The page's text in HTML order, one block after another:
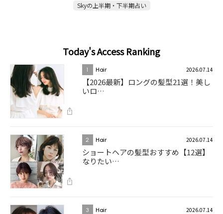
Skyの上半期・下半期占い
Today's Access Ranking
1 Hair 2026.07.14
【2026最新】ロングの髪型21選！美し
いロ…
2 Hair 2026.07.14
ショートヘアの髪型おすすめ【12選】
なりたい…
3 Hair 2026.07.14